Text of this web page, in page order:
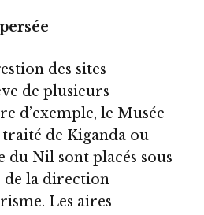
des sites
de plusieurs
d’exemple, le Musée
de Kiganda ou
du Nil sont placés sous
de la direction
Les aires